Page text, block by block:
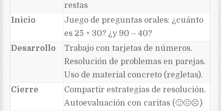
restas
Inicio
Juego de preguntas orales: ¿cuánto
es 25 + 30? ¿y 90 – 40?
Desarrollo
Trabajo con tarjetas de números.
Resolución de problemas en parejas.
Uso de material concreto (regletas).
Cierre
Compartir estrategias de resolución.
Autoevaluación con caritas (🙂😐☹️)